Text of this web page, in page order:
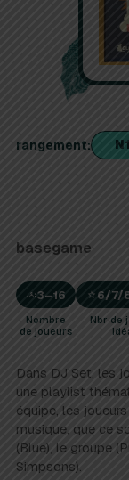
N1
rangement
basegame
3–16
Nombre
de joueurs
6/7/
Nbr de
Dans DJ Set, les
une playlist
équipe, les
musique, que ce
(Blue), le groupe
Simpsons).